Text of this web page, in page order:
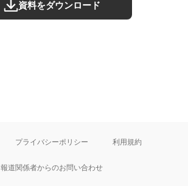
資料をダウンロード
プライバシーポリシー 利用規約
報道関係者からのお問い合わせ